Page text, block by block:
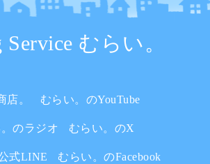
むらい。
店。 むらい。のYouTube
のラジオ むらい。のX
式LINE むらい。のFacebook